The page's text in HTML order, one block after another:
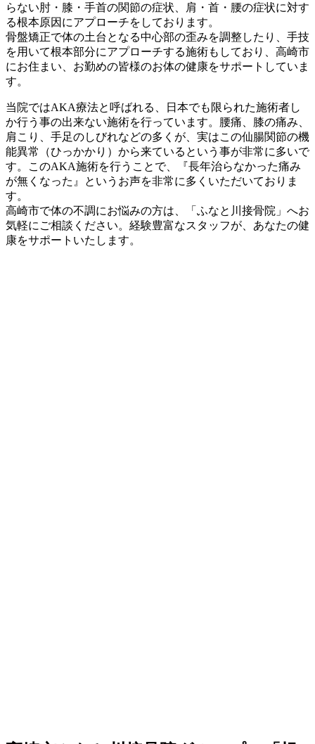
らない肘・膝・手首の関節の症状、肩・首・腰の症状に対す
る根本原因にアプローチをしております。
骨盤矯正で体の土台となる中心部の歪みを調整したり、手技
を用いて根本部分にアプローチする施術もしており、高崎市
にお住まい、お勤めの皆様のお体の健康をサポートしていま
す。
当院ではAKA療法と呼ばれる、日本でも限られた施術者し
か行う事の出来ない施術を行っています。 腰痛、膝の痛み、
肩こり、手足のしびれなどの多くが、実はこの仙腸関節の機
能異常（ひっかかり）から来ているという事が非常に多いで
す。このAKA施術を行うことで、『長年治らなかった痛み
が無くなった』というお声を非常に多くいただいておりま
す。
高崎市で体の不調にお悩みの方は、「ふなと川接骨院」へお
気軽にご相談ください。経験豊富なスタッフが、あなたの健
康をサポートいたします。